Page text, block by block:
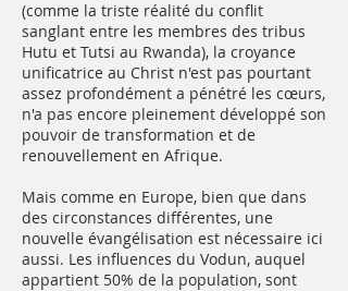
(comme la triste réalité du conflit
sanglant entre les membres des tribus
Hutu et Tutsi au Rwanda), la croyance
unificatrice au Christ n'est pas pourtant
assez profondément a pénétré les cœurs,
n'a pas encore pleinement développé son
pouvoir de transformation et de
renouvellement en Afrique.
Mais comme en Europe, bien que dans
des circonstances différentes, une
nouvelle évangélisation est nécessaire ici
aussi. Les influences du Vodun, auquel
appartient 50% de la population, sont